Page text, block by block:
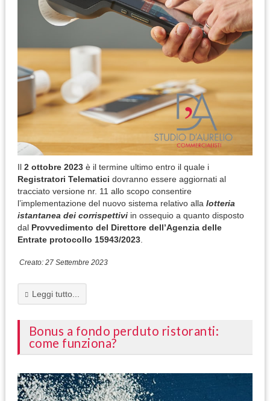
Il 2 ottobre 2023è il termine ultimo entro il quale i
Registratori Telematici dovranno essere aggiornati al
tracciato versione nr. 11 allo scopo consentire
l’implementazione del nuovo sistema relativo alla lotteria
istantanea dei corrispettiviin ossequio a quanto disposto
dal Provvedimento del Direttore dell’Agenzia delle
Entrate protocollo 15943/2023.
Creato: 27 Settembre 2023
Leggi tutto...
Bonus a fondo perduto ristoranti:
come funziona?